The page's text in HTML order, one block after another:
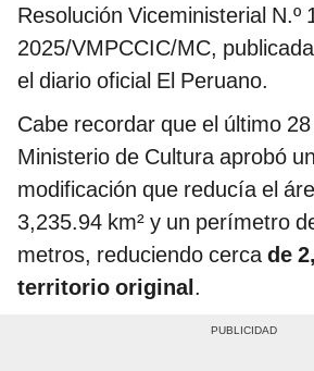
Resolución Viceministerial N.º
2025/VMPCCIC/MC,
el diario oficial El Peruano.
Cabe recordar que el último
Ministerio de Cultura aprobó
modificación que reducía el
3,235.94 km² y un perímetro
metros, reduciendo cercade
territorio original.